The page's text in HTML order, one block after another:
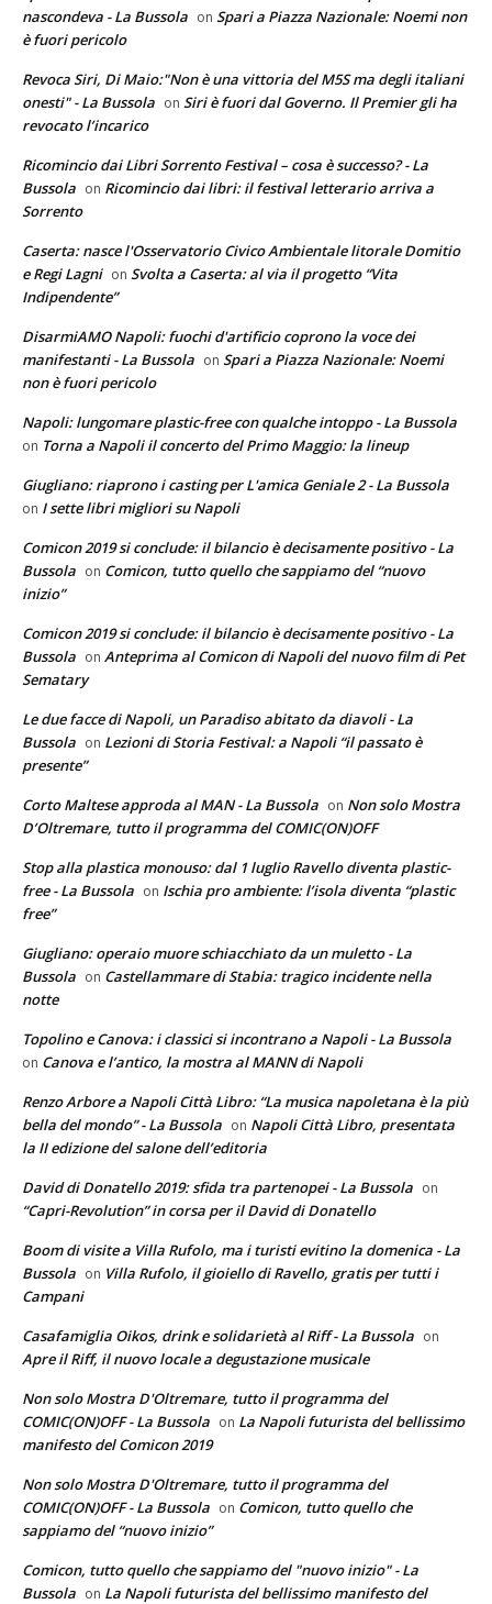
nascondeva - La Bussola on Spari a Piazza Nazionale: Noemi non
è fuori pericolo
Revoca Siri, Di Maio:"Non è una vittoria del M5S ma degli italiani
onesti" - La Bussola on Siri è fuori dal Governo. Il Premier gli ha
revocato l’incarico
Ricomincio dai Libri Sorrento Festival – cosa è successo? - La
Bussola on Ricomincio dai libri: il festival letterario arriva a
Sorrento
Caserta: nasce l'Osservatorio Civico Ambientale litorale Domitio
e Regi Lagni on Svolta a Caserta: al via il progetto “Vita
Indipendente”
DisarmiAMO Napoli: fuochi d'artificio coprono la voce dei
manifestanti - La Bussola on Spari a Piazza Nazionale: Noemi
non è fuori pericolo
Napoli: lungomare plastic-free con qualche intoppo - La Bussola
on Torna a Napoli il concerto del Primo Maggio: la lineup
Giugliano: riaprono i casting per L'amica Geniale 2 - La Bussola
on I sette libri migliori su Napoli
Comicon 2019 si conclude: il bilancio è decisamente positivo - La
Bussola on Comicon, tutto quello che sappiamo del “nuovo
inizio”
Comicon 2019 si conclude: il bilancio è decisamente positivo - La
Bussola on Anteprima al Comicon di Napoli del nuovo film di Pet
Sematary
Le due facce di Napoli, un Paradiso abitato da diavoli - La
Bussola on Lezioni di Storia Festival: a Napoli “il passato è
presente”
Corto Maltese approda al MAN - La Bussola on Non solo Mostra
D’Oltremare, tutto il programma del COMIC(ON)OFF
Stop alla plastica monouso: dal 1 luglio Ravello diventa plastic-
free - La Bussola on Ischia pro ambiente: l’isola diventa “plastic
free”
Giugliano: operaio muore schiacchiato da un muletto - La
Bussola on Castellammare di Stabia: tragico incidente nella
notte
Topolino e Canova: i classici si incontrano a Napoli - La Bussola
on Canova e l’antico, la mostra al MANN di Napoli
Renzo Arbore a Napoli Città Libro: “La musica napoletana è la più
bella del mondo” - La Bussola on Napoli Città Libro, presentata
la II edizione del salone dell’editoria
David di Donatello 2019: sfida tra partenopei - La Bussola on
“Capri-Revolution” in corsa per il David di Donatello
Boom di visite a Villa Rufolo, ma i turisti evitino la domenica - La
Bussola on Villa Rufolo, il gioiello di Ravello, gratis per tutti i
Campani
Casafamiglia Oikos, drink e solidarietà al Riff - La Bussola on
Apre il Riff, il nuovo locale a degustazione musicale
Non solo Mostra D'Oltremare, tutto il programma del
COMIC(ON)OFF - La Bussola on La Napoli futurista del bellissimo
manifesto del Comicon 2019
Non solo Mostra D'Oltremare, tutto il programma del
COMIC(ON)OFF - La Bussola on Comicon, tutto quello che
sappiamo del “nuovo inizio”
Comicon, tutto quello che sappiamo del "nuovo inizio" - La
Bussola on La Napoli futurista del bellissimo manifesto del